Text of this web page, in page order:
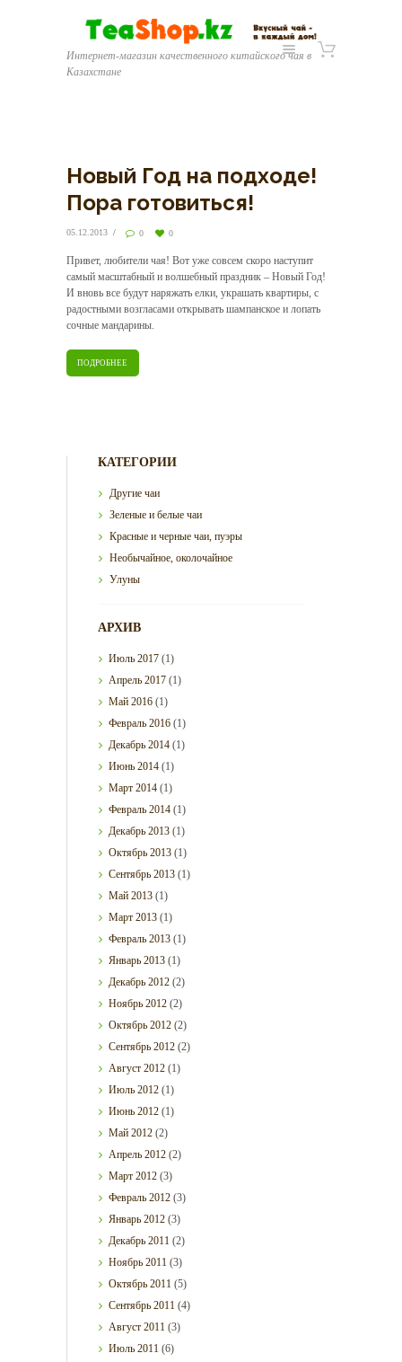
Интернет-магазин качественного китайского чая в
Казахстане
Новый Год на подходе!
Пора готовиться!
05.12.2013 0 0
Привет, любители чая! Вот уже совсем скоро наступит
самый масштабный и волшебный праздник – Новый Год!
И вновь все будут наряжать елки, украшать квартиры, с
радостными возгласами открывать шампанское и лопать
сочные мандарины.
ПОДРОБНЕЕ
КАТЕГОРИИ
Другие чаи
Зеленые и белые чаи
Красные и черные чаи, пуэры
Необычайное, околочайное
Улуны
АРХИВ
Июль2017 (1)
Апрель2017 (1)
Май2016 (1)
Февраль2016 (1)
Декабрь2014 (1)
Июнь2014 (1)
Март2014 (1)
Февраль2014 (1)
Декабрь2013 (1)
Октябрь2013 (1)
Сентябрь2013 (1)
Май2013 (1)
Март2013 (1)
Февраль2013 (1)
Январь2013 (1)
Декабрь2012 (2)
Ноябрь2012 (2)
Октябрь2012 (2)
Сентябрь2012 (2)
Август2012 (1)
Июль2012 (1)
Июнь2012 (1)
Май2012 (2)
Апрель2012 (2)
Март2012 (3)
Февраль2012 (3)
Январь2012 (3)
Декабрь2011 (2)
Ноябрь2011 (3)
Октябрь2011 (5)
Сентябрь2011 (4)
Август2011 (3)
Июль2011 (6)